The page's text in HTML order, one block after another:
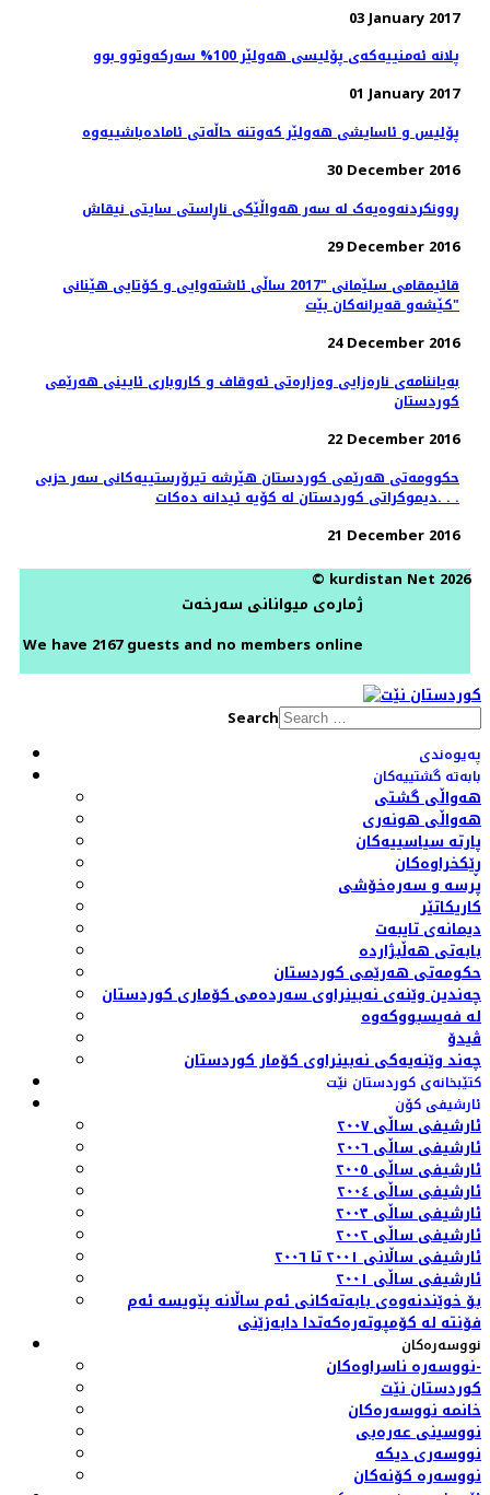
03 January 2017
پلانە ئەمنییەكەی پۆلیسی هەولێر 100% سەركەوتوو بوو
01 January 2017
پۆلیس و ئاسایشی هەولێر كەوتنە حاڵەتی ئامادەباشییەوە
30 December 2016
ڕوونکردنەوەیەک لە سەر هەواڵێکی ناڕاستی سایتی نیقاش
29 December 2016
قائیمقامی سلێمانی "2017 ساڵی ئاشته‌وایی و كۆتایی هێنانی
كێشه‌و قه‌یرانه‌كان بێت"
24 December 2016
بەیاننامەی نارەزایی وەزارەتی ئەوقاف و كاروباری ئایینی هەرێمی
كوردستان
22 December 2016
حكوومه‌تى هه‌رێمى كوردستان هێرشە تیرۆرستییه‌کانی سەر حزبی
دیموکراتی کوردستان لە کۆیە ئیدانە دەكات. . .
21 December 2016
© kurdistan Net 2026
ژمارەی میوانانی سەرخەت
We have 2167 guests and no members online
Search
پەیوەندی
بابەتە گشتییەکان
هەواڵی گشتی
هەواڵی هونەری
پارتە سیاسییەکان
ڕێکخراوەکان
پرسە و سەرەخۆشی
کاریکاتێر
دیمانەی تایبەت
بابەتی هەڵبژاردە
حکومەتی هەرێمی کوردستان
چەندین وێنەی نەبینراوی سەردەمی کۆماری کوردستان
لە فەیسبووکەوە
ڤیدۆ
چەند وێنەیەکی نەبینراوی کۆمار کوردستان
کتێبخانەی کوردستان نێت
ئارشیفی کۆن
ئارشیفی ساڵی ٢٠٠٧
ئارشیفی ساڵی ٢٠٠٦
ئارشیفی ساڵی ٢٠٠٥
ئارشیفی ساڵی ٢٠٠٤
ئارشیفی ساڵی ٢٠٠٣
ئارشیفی ساڵی ٢٠٠٢
ئارشیفی ساڵانی ٢٠٠١ تا ٢٠٠٦
ئارشیفی ساڵی ٢٠٠١
بۆ خوێندنەوەی بابەتەکانی ئەم ساڵانە پێویسە ئەم
فۆنتە لە کۆمپوتەرەکەتدا دابەزێنی
نووسەرەکان
نووسەرە ناسراوەکان-
کوردستان نێت
خانمە نووسەرەکان
نووسینی عەرەبی
نووسەری دیکە
نووسەرە کۆنەکان